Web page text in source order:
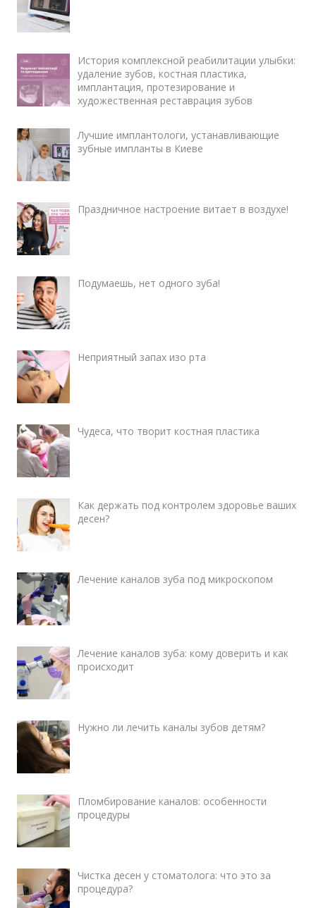
История комплексной реабилитации улыбки:
удаление зубов, костная пластика,
имплантация, протезирование и
художественная реставрация зубов
Лучшие имплантологи, устанавливающие
зубные импланты в Киеве
Праздничное настроение витает в воздухе!
Подумаешь, нет одного зуба!
Неприятный запах изо рта
Чудеса, что творит костная пластика
Как держать под контролем здоровье ваших
десен?
Лечение каналов зуба под микроскопом
Лечение каналов зуба: кому доверить и как
происходит
Нужно ли лечить каналы зубов детям?
Пломбирование каналов: особенности
процедуры
Чистка десен у стоматолога: что это за
процедура?